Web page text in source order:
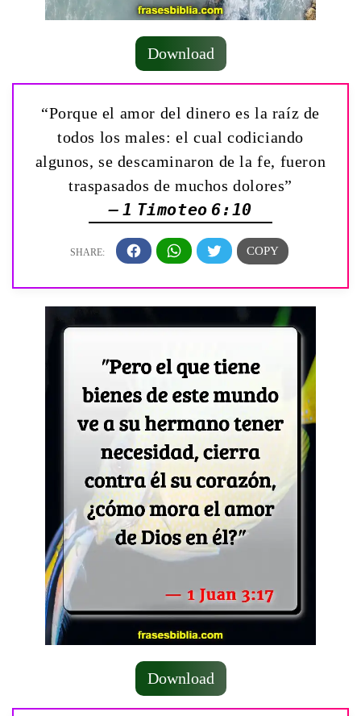
Download
“Porque el amor del dinero es la raíz de
todos los males: el cual codiciando
algunos, se descaminaron de la fe, fueron
traspasados de muchos dolores”
— 1 Timoteo 6:10
Download